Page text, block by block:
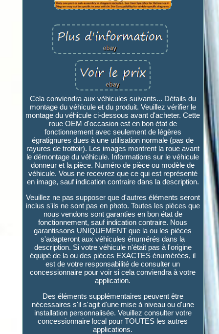
Cela conviendra aux véhicules suivants... Détails du
montage du véhicule et du produit. Veuillez vérifier le
montage du véhicule ci-dessous avant d'acheter. Cette
roue OEM d'occasion est en bon état de
fonctionnement avec seulement de légères
égratignures dues à une utilisation normale (pas de
rayures de trottoir). Les images montrent la roue avant
le démontage du véhicule. Informations sur le véhicule
donneur et la pièce. Numéro de pièce ou modèle de
véhicule. Vous ne recevrez que ce qui est représenté
en image, sauf indication contraire dans la description.
Veuillez ne pas supposer que d'autres éléments seront
inclus s'ils ne sont pas en photo. Toutes les pièces que
nous vendons sont garanties en bon état de
fonctionnement, sauf indication contraire. Nous
garantissons UNIQUEMENT que la ou les pièces
s'adapteront aux véhicules énumérés dans la
description. Si votre véhicule n'était pas à l'origine
équipé de la ou des pièces EXACTES énumérées, il
est de votre responsabilité de consulter un
concessionnaire pour voir si cela conviendra à votre
application.
Des éléments supplémentaires peuvent être
nécessaires s'il s'agit d'une mise à niveau ou d'une
installation personnalisée. Veuillez consulter votre
concessionnaire local pour TOUTES les autres
applications.